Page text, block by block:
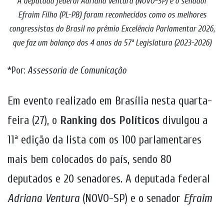
Efraim Filho (PL-PB) foram reconhecidos como os melhores
congressistas do Brasil no prêmio Excelência Parlamentar 2026,
que faz um balanço dos 4 anos da 57ª Legislatura (2023-2026)
*Por: Assessoria de Comunicação
Em evento realizado em Brasília nesta quarta-
feira (27), o Ranking dos Políticos divulgou a
11ª edição da lista com os 100 parlamentares
mais bem colocados do país, sendo 80
deputados e 20 senadores. A deputada federal
Adriana Ventura (NOVO-SP) e o senador Efraim